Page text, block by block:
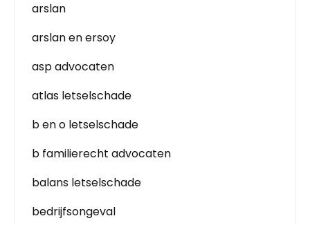
arslan
arslan en ersoy
asp advocaten
atlas letselschade
b en o letselschade
b familierecht advocaten
balans letselschade
bedrijfsongeval